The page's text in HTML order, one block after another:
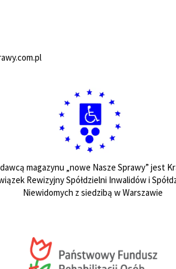
magazynu „nowe Nasze Sprawy” jest
Rewizyjny Spółdzielni Inwalidów i
Niewidomych z siedzibą w Warszawie